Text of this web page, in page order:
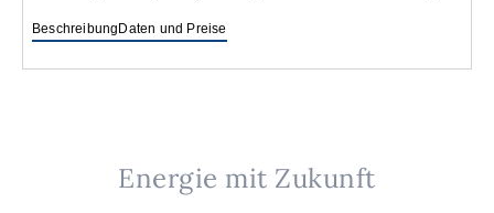
Beschreibung Daten und Preise
Energie mit Zukunft